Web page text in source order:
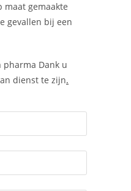
maat gemaakte
gevallen bij een
Dank u
dienst te zijn.